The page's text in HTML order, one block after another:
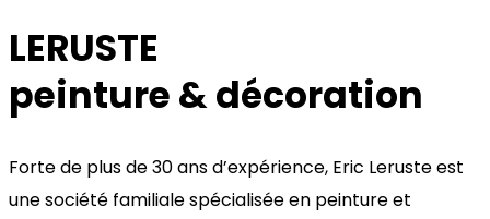
LERUSTE
peinture & décoration
Forte de plus de 30 ans d’expérience, Eric Leruste est
une société familiale spécialisée en peinture et